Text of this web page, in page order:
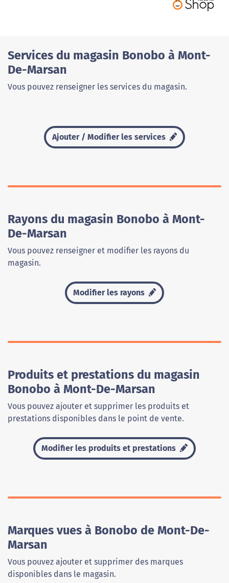
Services du magasin Bonobo à Mont-
De-Marsan
Vous pouvez renseigner les services du magasin.
Ajouter / Modifier les services
Rayons du magasin Bonobo à Mont-
De-Marsan
Vous pouvez renseigner et modifier les rayons du
magasin.
Modifier les rayons
Produits et prestations du magasin
Bonobo à Mont-De-Marsan
Vous pouvez ajouter et supprimer les produits et
prestations disponibles dans le point de vente.
Modifier les produits et prestations
Marques vues à Bonobo de Mont-De-
Marsan
Vous pouvez ajouter et supprimer des marques
disponibles dans le magasin.